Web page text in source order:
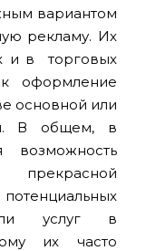
вариантом
рекламу. Их
и в торговых
оформление
основной или
В общем, в
услуг в
их часто